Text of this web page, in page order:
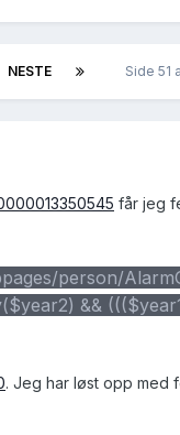
NESTE Side 51
får jeg
person/
&& ((($year1
. Jeg har løst opp med